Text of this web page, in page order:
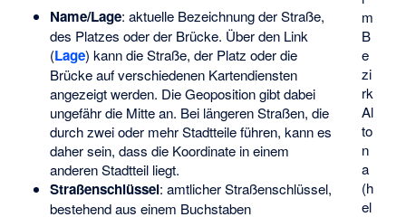
m
B
e
zi
rk
Al
to
n
a
(h
el
Name/Lage: aktuelle Bezeichnung der Straße,
des Platzes oder der Brücke. Über den Link
(Lage) kann die Straße, der Platz oder die
Brücke auf verschiedenen Kartendiensten
angezeigt werden. Die Geoposition gibt dabei
ungefähr die Mitte an. Bei längeren Straßen, die
durch zwei oder mehr Stadtteile führen, kann es
daher sein, dass die Koordinate in einem
anderen Stadtteil liegt.
Straßenschlüssel: amtlicher Straßenschlüssel,
bestehend aus einem Buchstaben